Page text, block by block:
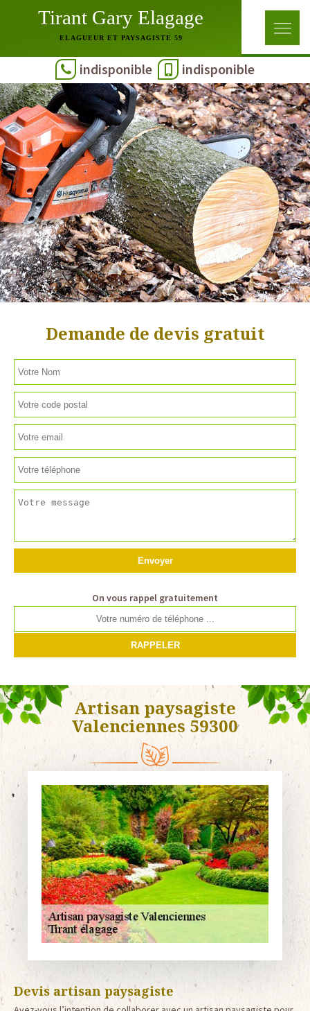
Tirant Gary Elagage
ELAGUEUR ET PAYSAGISTE 59
indisponible indisponible
Demande de devis gratuit
On vous rappel gratuitement
Artisan paysagiste
Valenciennes 59300
Devis artisan paysagiste